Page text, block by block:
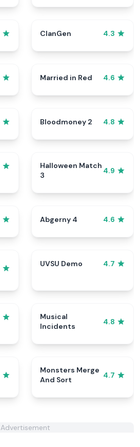
ClanGen 4.3
Married in Red 4.6
Bloodmoney 2 4.8
Halloween Match
3
4.9
Abgerny 4 4.6
UVSU Demo 4.7
Musical
Incidents
4.8
Monsters Merge
And Sort
4.7
Advertisement